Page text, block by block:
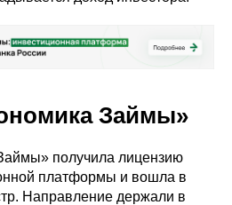
Займы»
получила лицензию
платформы и вошла в
Направление держали в